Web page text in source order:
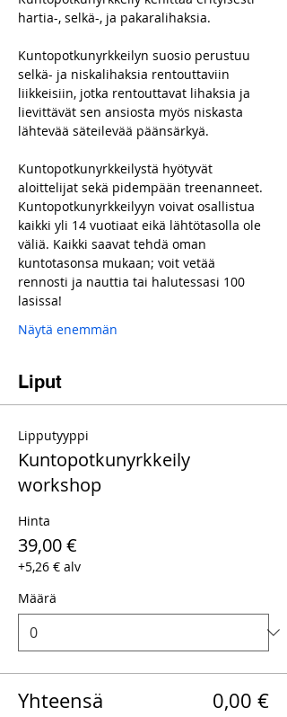
hartia-, selkä-, ja pakaralihaksia.
Kuntopotkunyrkkeilyn suosio perustuu
selkä- ja niskalihaksia rentouttaviin
liikkeisiin, jotka rentouttavat lihaksia ja
lievittävät sen ansiosta myös niskasta
lähtevää säteilevää päänsärkyä.
Kuntopotkunyrkkeilystä hyötyvät
aloittelijat sekä pidempään treenanneet.
Kuntopotkunyrkkeilyyn voivat osallistua
kaikki yli 14 vuotiaat eikä lähtötasolla ole
väliä. Kaikki saavat tehdä oman
kuntotasonsa mukaan; voit vetää
rennosti ja nauttia tai halutessasi 100
lasissa!
Näytä enemmän
Liput
Lipputyyppi
Kuntopotkunyrkkeily
workshop
Hinta
39,00 €
+5,26 € alv
Määrä
Yhteensä 0,00 €